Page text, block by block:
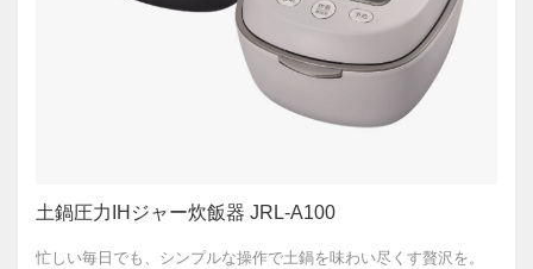
土鍋圧力IHジャー炊飯器 JRL-A100
忙しい毎日でも、シンプルな操作で土鍋を味わい尽くす贅沢を。